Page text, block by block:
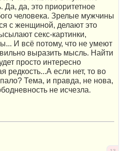
Да, да, это приоритетное
человека. Зрелые мужчины
с женщиной, делают это
cекc-картинки,
И всё потому, что не умеют
выразить мысль. Найти
просто интересно
редкость...А если нет, то во
Тема, и правда, не нова,
не исчезла.